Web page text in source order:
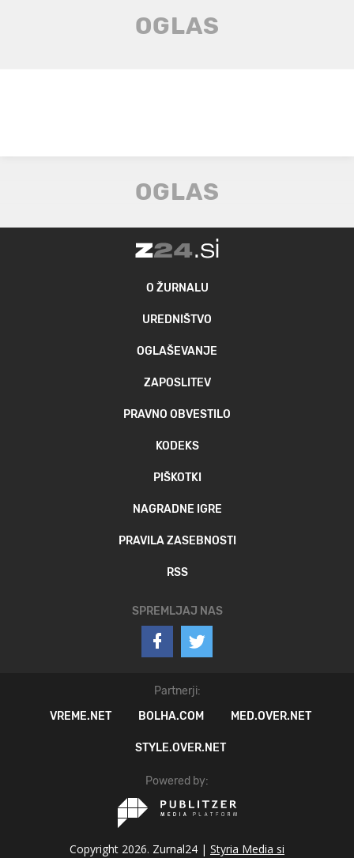
O ŽURNALU
UREDNIŠTVO
OGLAŠEVANJE
ZAPOSLITEV
PRAVNO OBVESTILO
KODEKS
PIŠKOTKI
NAGRADNE IGRE
PRAVILA ZASEBNOSTI
RSS
SPREMLJAJ NAS
Partnerji:
VREME.NET
BOLHA.COM MED.OVER.NET
STYLE.OVER.NET
Powered by:
Copyright 2026. Zurnal24 | Styria Media si